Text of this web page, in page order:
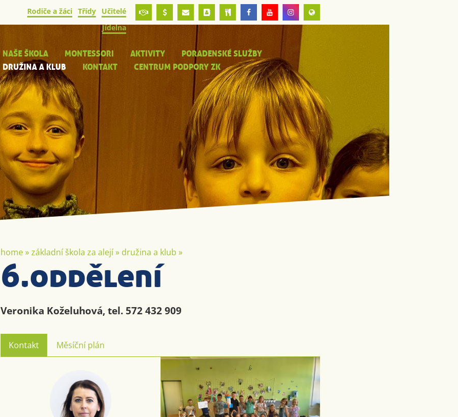
Rodiče a žáci Třídy
Učitelé
Jídelna
NAŠE ŠKOLA MONTESSORI AKTIVITY
PORADENSKÉ SLUŽBY
DRUŽINA A KLUB
KONTAKT CENTRUM PODPORY ZK
home»základní škola za alejí» družina a klub »
6.oddělení
Veronika Koželuhová, tel. 572 432 909
Kontakt Měsíční plán